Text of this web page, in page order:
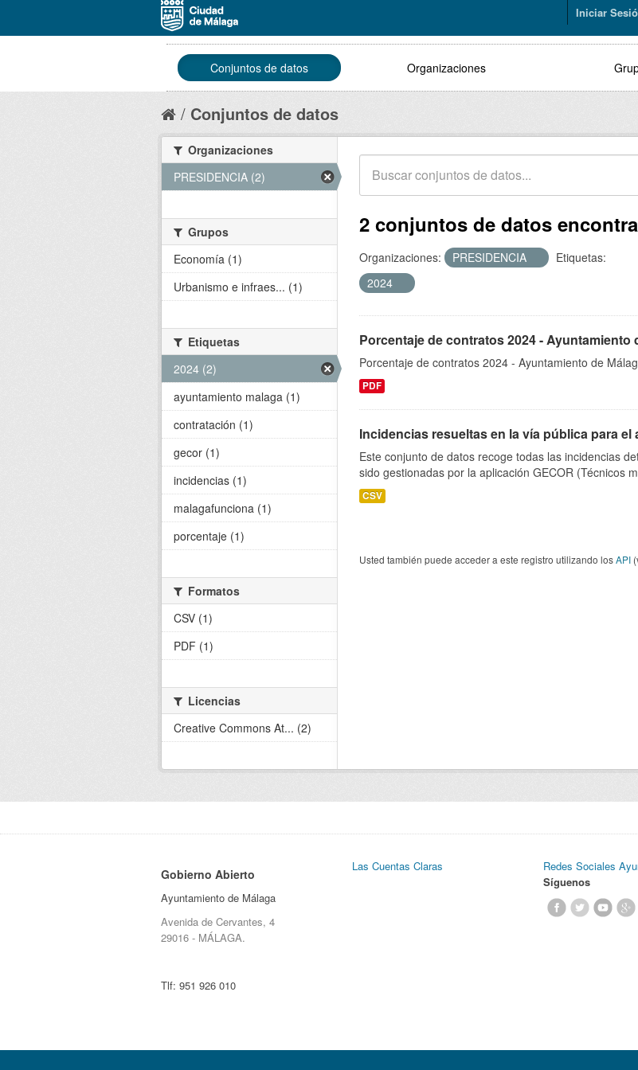
Iniciar
Conjuntos de datos Organizaciones
Conjuntos de datos
2 conjuntos de datos
Organizaciones: PRESIDENCIA
Etiquetas:
2024
Porcentaje de contratos 2024 - Ayuntamiento
Porcentaje de contratos 2024 - Ayuntamiento de
PDF
Incidencias resueltas en la vía pública para el
Este conjunto de datos recoge todas las incidencias
sido gestionadas por la aplicación GECOR (Técnicos
CSV
Usted también puede acceder a este registro utilizando losAPI
Organizaciones
PRESIDENCIA (2)
Grupos
Economía (1)
Urbanismo e infraes... (1)
Etiquetas
2024 (2)
ayuntamiento malaga (1)
contratación (1)
gecor (1)
incidencias (1)
malagafunciona (1)
porcentaje (1)
Formatos
CSV (1)
PDF (1)
Licencias
Creative Commons At... (2)
Gobierno Abierto
Ayuntamiento de Málaga
Avenida de Cervantes, 4
29016 - MÁLAGA.
Tlf: 951 926 010
Las Cuentas Claras
Redes Sociales
Síguenos